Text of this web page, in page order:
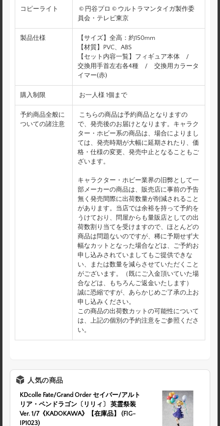
コピーライト
© 円谷プロ © ウルトラマンタイガ製作委
員会・テレビ東京
製品仕様
【サイズ】全高：約150mm
【材質】PVC、ABS
【セット内容一覧】フィギュア本体 /
交換用手首左右各4種 / 交換用カラータ
イマー(赤)
購入制限 お一人様 1個まで
予約商品全般に
ついての諸注意
こちらの商品は予約商品となりますの
で、発売後のお届けとなります。キャラク
ター・ホビー系の商品は、場合によりまし
ては、発売時期が大幅に延期されたり、価
格・仕様の変更、発売中止となることもご
ざいます。
キャラクター・ホビー業界の旧弊として一
部メーカーの商品は、販売店に事前の予告
無く発売間際に出荷数量が削減されること
があります。当店では余裕を持って予約を
うけており、問屋からも量販店としての出
荷数割り当てを受けますので、ほとんどの
商品は問題ないのですが、稀に予期せず大
幅なカットとなった場合などは、ご予約お
申し込みされていましてもご提供できな
い、または数量を減らさせていただくこと
がございます。（既にご入金頂いていた場
合などは、もちろんご返金いたします）
誠に恐縮ですが、あらかじめご了承の上お
申し込みください。
この商品の出荷数カットの可能性について
は、上記の個別の予約注意をご参照くださ
い。
人気の商品
KDcolle Fate/Grand Order セイバー/アルト
リア・ペンドラゴン〔リリィ〕 英霊祭装
Ver. 1/7《KADOKAWA》【在庫品】 (FIG-
IP1023)